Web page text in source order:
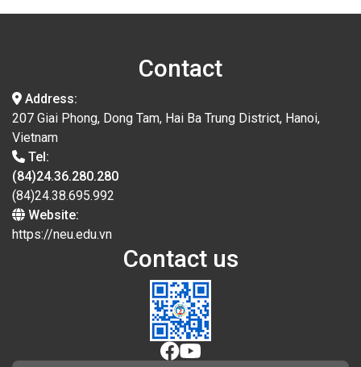
Contact
Address:
207 Giai Phong, Dong Tam, Hai Ba Trung District, Hanoi,
Vietnam
Tel:
(84)24.36.280.280
(84)24.38.695.992
Website:
https://neu.edu.vn
Contact us